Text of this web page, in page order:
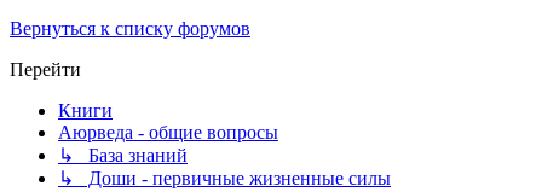
Вернуться к списку форумов
Перейти
Книги
Аюрведа - общие вопросы
↳ База знаний
↳ Доши - первичные жизненные силы